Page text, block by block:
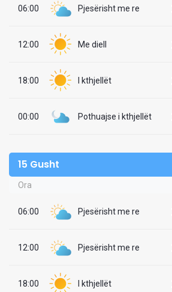
06:00 Pjesërisht me re
12:00 Me diell
18:00 I kthjellët
00:00 Pothuajse i kthjellët
15 Gusht
Ora
06:00 Pjesërisht me re
12:00 Pjesërisht me re
18:00 I kthjellët